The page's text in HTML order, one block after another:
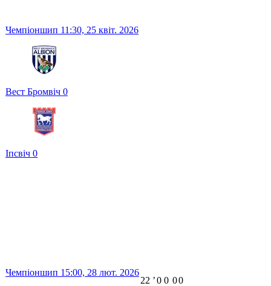
Чемпіоншип 11:30, 25 квіт. 2026
Вест Бромвіч 0
Іпсвіч 0
Чемпіоншип 15:00, 28 лют. 2026
22 ʼ0 0 00